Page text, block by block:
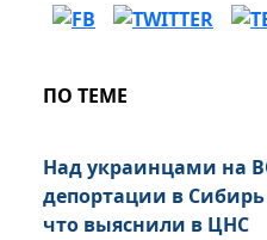
ПО ТЕМЕ
Над украинцами на
депортации в
что выяснили в ЦНС